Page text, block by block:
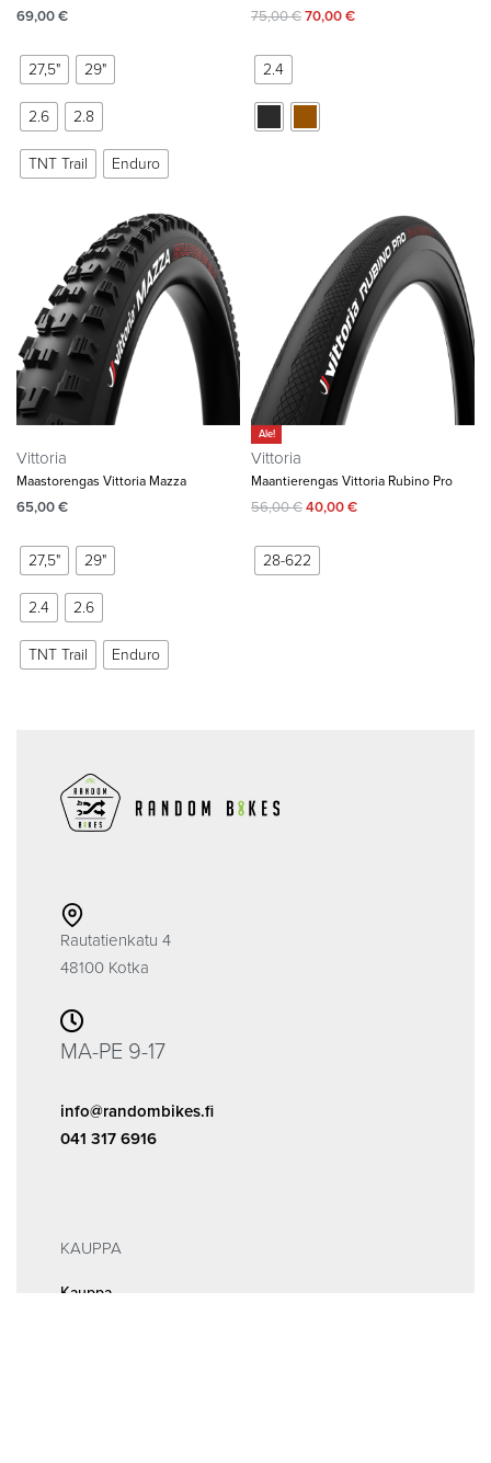
69,00€
27,5" 29"
2.6 2.8
TNT Trail Enduro
75,00€70,00€
2.4
Vittoria
Maastorengas Vittoria Mazza
65,00€
27,5" 29"
2.4 2.6
TNT Trail Enduro
Ale!
Vittoria
Maantierengas Vittoria Rubino Pro
56,00€40,00€
28-622
Rautatienkatu 4
48100 Kotka
MA-PE 9-17
info@randombikes.fi
041 317 6916
KAUPPA
Kauppa